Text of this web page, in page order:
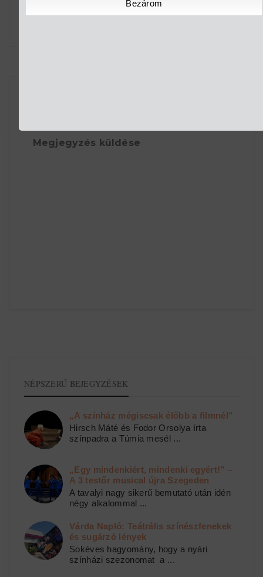
TŐKÉS ANNA AZ UT...
Megjegyzés küldése
NÉPSZERŰ BEJEGYZÉSEK
„A színház mégiscsak élőbb a filmnél”
Hirsch Máté és Fodor Orsolya írta
színpadra a Túmia mesél ...
„Egy mindenkiért, mindenki egyért!” –
A 3 testőr musical újra Szegeden
A tavalyi nagy sikerű bemutató után idén
négy alkalommal ...
Várda Napló: Teátrális színészfenekek
és sugárzó lények
Sokéves hagyomány, hogy a nyári
színházi szezonomat a ...
Bezárom